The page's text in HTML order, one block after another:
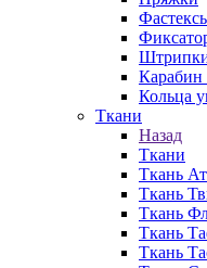
Карабин
Кольца
Ткани
Назад
Ткани
Ткань
Ткань
Ткань
Ткань
Ткань